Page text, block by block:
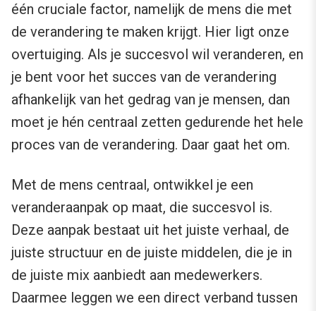
één cruciale factor, namelijk de mens die met
de verandering te maken krijgt. Hier ligt onze
overtuiging. Als je succesvol wil veranderen, en
je bent voor het succes van de verandering
afhankelijk van het gedrag van je mensen, dan
moet je hén centraal zetten gedurende het hele
proces van de verandering. Daar gaat het om.
Met de mens centraal, ontwikkel je een
veranderaanpak op maat, die succesvol is.
Deze aanpak bestaat uit het juiste verhaal, de
juiste structuur en de juiste middelen, die je in
de juiste mix aanbiedt aan medewerkers.
Daarmee leggen we een direct verband tussen